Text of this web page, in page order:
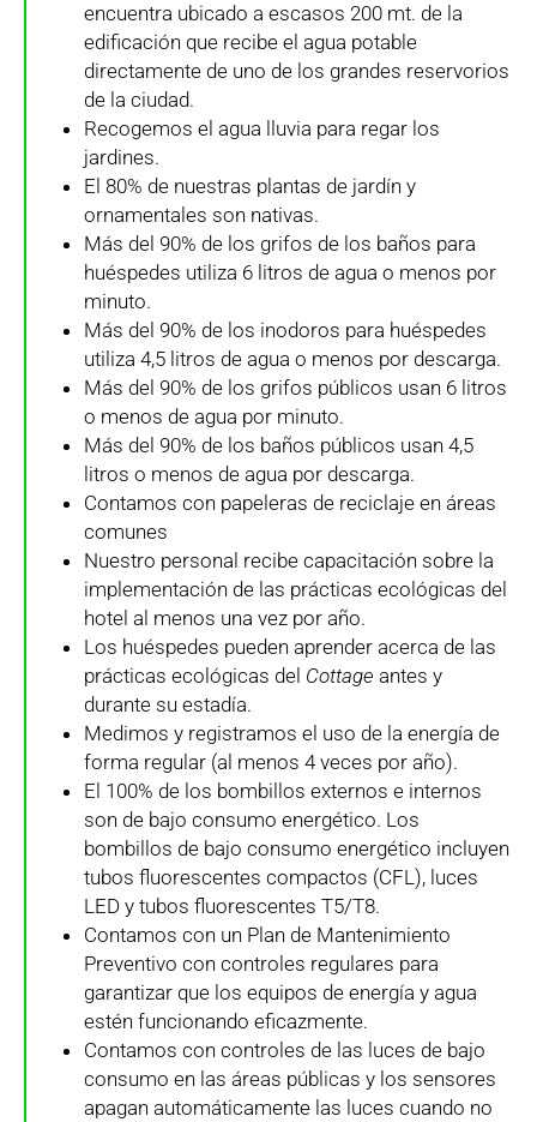
encuentra ubicado a escasos 200 mt. de la
edificación que recibe el agua potable
directamente de uno de los grandes reservorios
de la ciudad.
Recogemos el agua lluvia para regar los
jardines.
El 80% de nuestras plantas de jardín y
ornamentales son nativas.
Más del 90% de los grifos de los baños para
huéspedes utiliza 6 litros de agua o menos por
minuto.
Más del 90% de los inodoros para huéspedes
utiliza 4,5 litros de agua o menos por descarga.
Más del 90% de los grifos públicos usan 6 litros
o menos de agua por minuto.
Más del 90% de los baños públicos usan 4,5
litros o menos de agua por descarga.
Contamos con papeleras de reciclaje en áreas
comunes
Nuestro personal recibe capacitación sobre la
implementación de las prácticas ecológicas del
hotel al menos una vez por año.
Los huéspedes pueden aprender acerca de las
prácticas ecológicas del Cottage antes y
durante su estadía.
Medimos y registramos el uso de la energía de
forma regular (al menos 4 veces por año).
El 100% de los bombillos externos e internos
son de bajo consumo energético. Los
bombillos de bajo consumo energético incluyen
tubos fluorescentes compactos (CFL), luces
LED y tubos fluorescentes T5/T8.
Contamos con un Plan de Mantenimiento
Preventivo con controles regulares para
garantizar que los equipos de energía y agua
estén funcionando eficazmente.
Contamos con controles de las luces de bajo
consumo en las áreas públicas y los sensores
apagan automáticamente las luces cuando no